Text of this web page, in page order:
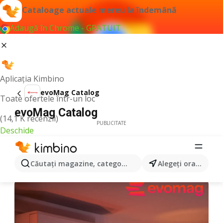
Cataloage actuale mereu la îndemână
Adaugă în Chrome - GRATUIT
Aplicația Kimbino
Toate ofertele într-un loc
(14,1 K recenzii)
Deschide
Căutaţi magazine, categorii, produse... Alegeţi oraşul
evoMag Catalog
evoMag Catalog
PUBLICITATE